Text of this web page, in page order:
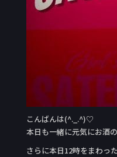
こんばんは(^._.^)♡
本日も一緒に元気にお酒
さらに本日12時をまわっ